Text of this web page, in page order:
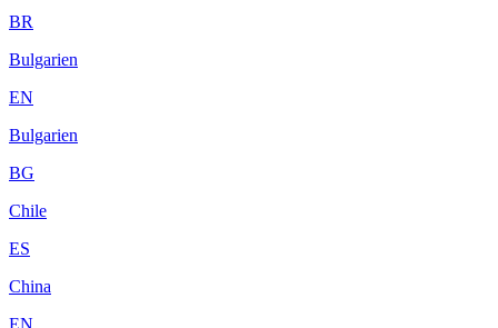
BR
Bulgarien
EN
Bulgarien
BG
Chile
ES
China